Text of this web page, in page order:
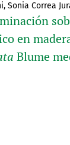
Sonia Correa
en
Blume